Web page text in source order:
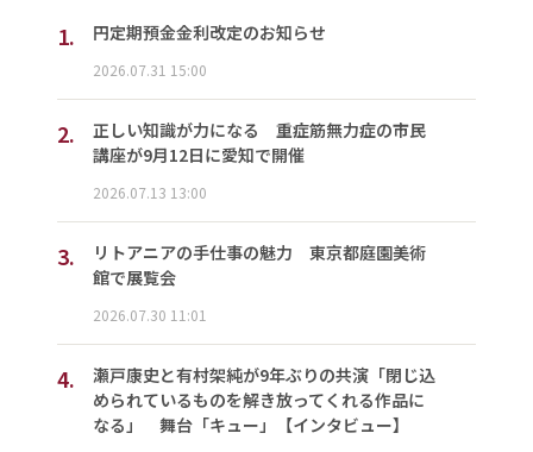
1.
円定期預金金利改定のお知らせ
2026.07.31 15:00
2.
正しい知識が力になる 重症筋無力症の市民
講座が9月12日に愛知で開催
2026.07.13 13:00
3.
リトアニアの手仕事の魅力 東京都庭園美術
館で展覧会
2026.07.30 11:01
4.
瀬戸康史と有村架純が9年ぶりの共演「閉じ込
められているものを解き放ってくれる作品に
なる」 舞台「キュー」【インタビュー】